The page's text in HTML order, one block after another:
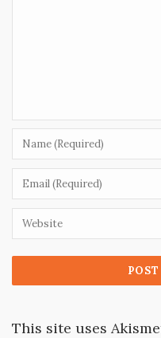
This site uses